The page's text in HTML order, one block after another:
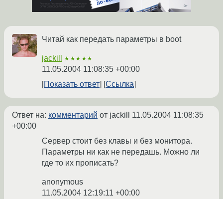
Читай как передать параметры в boot
jackill ★★★★★
11.05.2004 11:08:35 +00:00
Показать ответ
Ссылка
Ответ на: комментарий от jackill 11.05.2004 11:08:35
+00:00
Сервер стоит без клавы и без монитора.
Параметры ни как не передашь. Можно ли
где то их прописать?
anonymous
11.05.2004 12:19:11 +00:00